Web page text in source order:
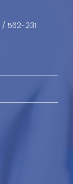
562-231